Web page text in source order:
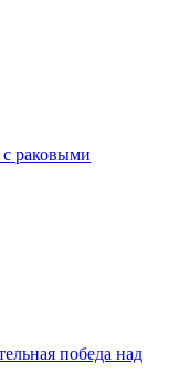
раковыми
победа над